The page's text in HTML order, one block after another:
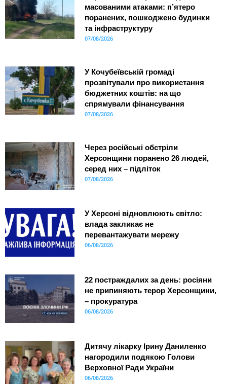
масованими атаками: п’ятеро
поранених, пошкоджено будинки
та інфраструктуру
07/08/2026
У Кочубеївській громаді
прозвітували про використання
бюджетних коштів: на що
спрямували фінансування
07/08/2026
Через російські обстріли
Херсонщини поранено 26 людей,
серед них – підліток
07/08/2026
У Херсоні відновлюють світло:
влада закликає не
перевантажувати мережу
06/08/2026
22 постраждалих за день: росіяни
не припиняють терор Херсонщини,
– прокуратура
06/08/2026
Дитячу лікарку Ірину Даниленко
нагородили подякою Голови
Верховної Ради України
06/08/2026